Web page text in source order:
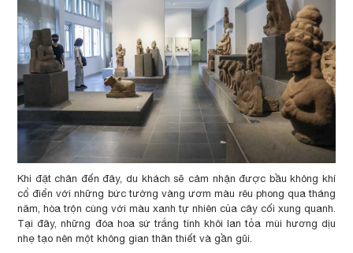
Khi đặt chân đến đây, du khách sẽ cảm nhận được bầu không khí
cổ điển với những bức tường vàng ươm màu rêu phong qua tháng
năm, hòa trộn cùng với màu xanh tự nhiên của cây cối xung quanh.
Tại đây, những đóa hoa sứ trắng tinh khôi lan tỏa mùi hương dịu
nhẹ tạo nên một không gian thân thiết và gần gũi.